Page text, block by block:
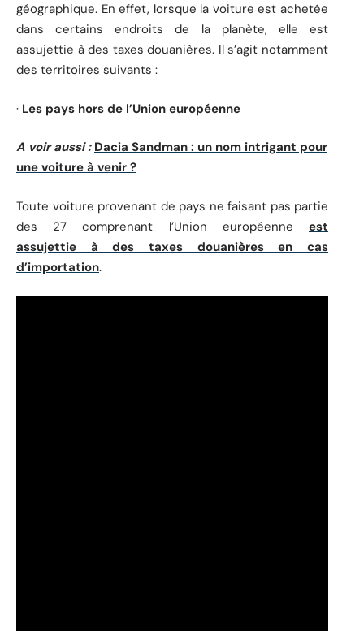
géographique. En effet, lorsque la voiture est achetée
dans certains endroits de la planète, elle est
assujettie à des taxes douanières. Il s’agit notamment
des territoires suivants :
· Les pays hors de l’Union européenne
A voir aussi : Dacia Sandman : un nom intrigant pour
une voiture à venir ?
Toute voiture provenant de pays ne faisant pas partie
des 27 comprenant l’Union européenne est
assujettie à des taxes douanières en cas
d’importation.